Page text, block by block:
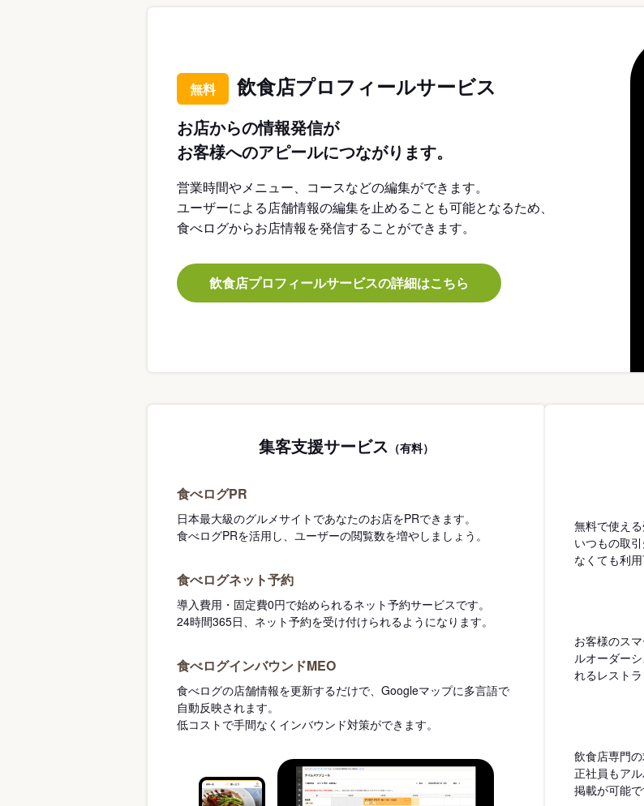
無料 飲食店プロフィールサービス
お店からの情報発信が
お客様へのアピールにつながります。
営業時間やメニュー、コースなどの編集ができます。
ユーザーによる店舗情報の編集を止めることも可能となるため、
食べログからお店情報を発信することができます。
飲食店プロフィールサービスの詳細はこちら
集客支援サービス （有料）
食べログPR
日本最大級のグルメサイトであなたのお店をPRできます。
食べログPRを活用し、ユーザーの閲覧数を増やしましょう。
食べログネット予約
導入費用・固定費0円で始められるネット予約サービスです。
24時間365日、ネット予約を受け付けられるようになります。
食べログインバウンドMEO
食べログの店舗情報を更新するだけで、Googleマップに多言語で
自動反映されます。
低コストで手間なくインバウンド対策ができます。
無料で使える
いつもの取
なくても利用
お客様のス
ルオーダー
れるレストラ
飲食店専門の
正社員もア
掲載が可能で